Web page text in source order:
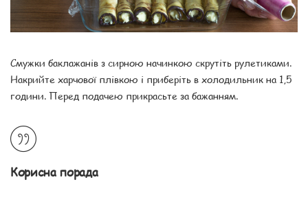
Смужки баклажанів з сирною начинкою скрутіть рулетиками.
Накрийте харчової плівкою і приберіть в холодильник на 1,5
години. Перед подачею прикрасьте за бажанням.
Корисна порада